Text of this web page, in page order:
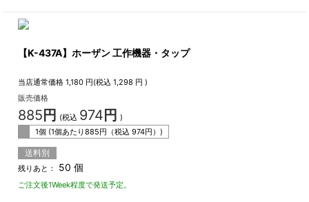
【K-437A】ホーザン 工作機器・タップ
当店通常価格 1,180 円(税込1,298 円 )
販売価格
885 円 (税込 974 円 )
1個 (1個あたり885円（税込974円）)
送料別
残りあと： 50 個
ご注文後1Week程度で発送予定。